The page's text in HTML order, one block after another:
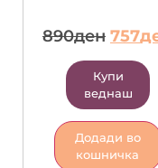
890ден 757
Купи
веднаш
Додади во
кошничка